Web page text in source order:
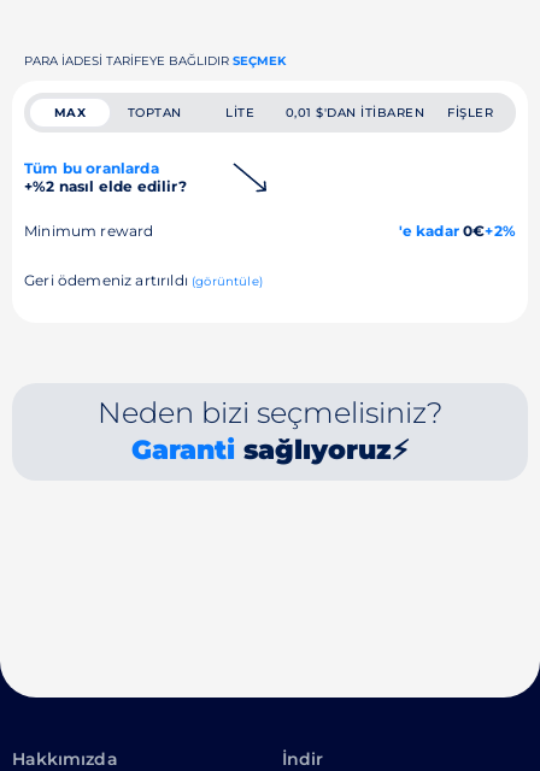
PARA IADESI TARIFEYE BAĞLIDIR SEÇMEK
MAX TOPTAN LITE 0,01 $'DAN ITIBAREN FIŞLER
Tüm bu oranlarda
+%2 nasıl elde edilir?
Minimum reward 'e kadar0€+2%
Geri ödemeniz artırıldı (görüntüle)
Neden bizi seçmelisiniz?
Garanti sağlıyoruz⚡
Hakkımızda İndir